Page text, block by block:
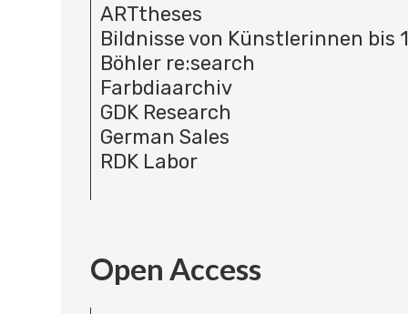
ARTtheses
Bildnisse von Künstlerinnen bis
Böhler re:search
Farbdiaarchiv
GDK Research
German Sales
RDK Labor
Open Access